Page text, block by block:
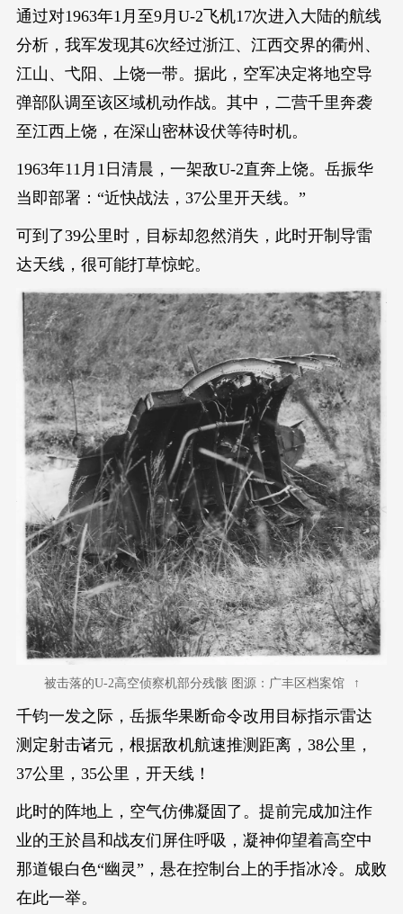
通过对1963年1月至9月U-2飞机17次进入大陆的航线
分析，我军发现其6次经过浙江、江西交界的衢州、
江山、弋阳、上饶一带。据此，空军决定将地空导
弹部队调至该区域机动作战。其中，二营千里奔袭
至江西上饶，在深山密林设伏等待时机。
1963年11月1日清晨，一架敌U-2直奔上饶。岳振华
当即部署：“近快战法，37公里开天线。”
可到了39公里时，目标却忽然消失，此时开制导雷
达天线，很可能打草惊蛇。
被击落的U-2高空侦察机部分残骸 图源：广丰区档案馆
千钧一发之际，岳振华果断命令改用目标指示雷达
测定射击诸元，根据敌机航速推测距离，38公里，
37公里，35公里，开天线！
此时的阵地上，空气仿佛凝固了。提前完成加注作
业的王於昌和战友们屏住呼吸，凝神仰望着高空中
那道银白色“幽灵”，悬在控制台上的手指冰冷。成败
在此一举。